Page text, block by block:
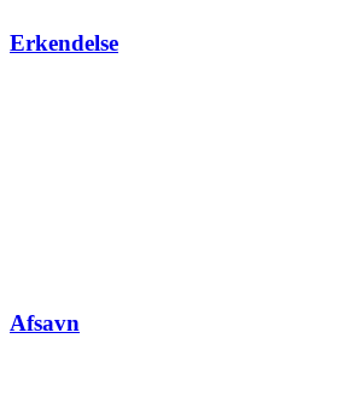
Erkendelse
Afsavn